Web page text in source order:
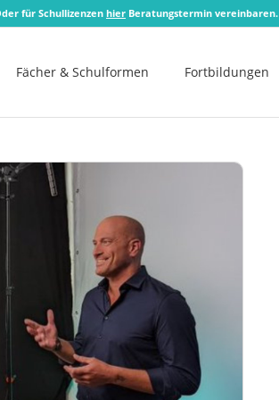
für Schullizenzen hier Beratungstermin vereinbaren.
Fächer & Schulformen Fortbildungen